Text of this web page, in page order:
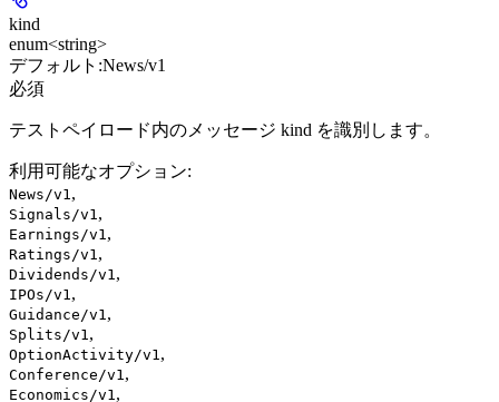
kind
enum<string>
デフォルト:News/v1
必須
テストペイロード内のメッセージ kind を識別します。
利用可能なオプション:
News/v1 ,
Signals/v1 ,
Earnings/v1 ,
Ratings/v1 ,
Dividends/v1 ,
IPOs/v1 ,
Guidance/v1 ,
Splits/v1 ,
OptionActivity/v1 ,
Conference/v1 ,
Economics/v1 ,